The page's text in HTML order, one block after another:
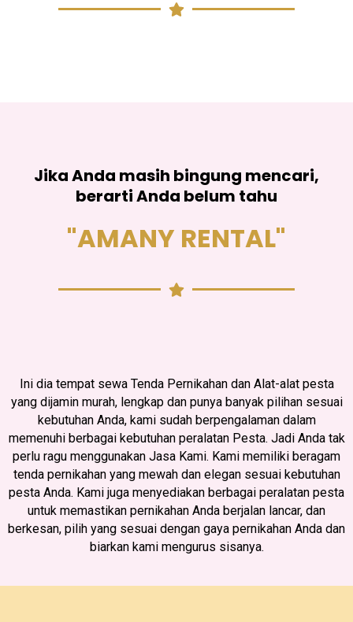
Jika Anda masih bingung mencari,
berarti Anda belum tahu
"AMANY RENTAL"
Ini dia tempat sewa Tenda Pernikahan dan Alat-alat pesta
yang dijamin murah, lengkap dan punya banyak pilihan sesuai
kebutuhan Anda, kami sudah berpengalaman dalam
memenuhi berbagai kebutuhan peralatan Pesta. Jadi Anda tak
perlu ragu menggunakan Jasa Kami. Kami memiliki beragam
tenda pernikahan yang mewah dan elegan sesuai kebutuhan
pesta Anda. Kami juga menyediakan berbagai peralatan pesta
untuk memastikan pernikahan Anda berjalan lancar, dan
berkesan, pilih yang sesuai dengan gaya pernikahan Anda dan
biarkan kami mengurus sisanya.